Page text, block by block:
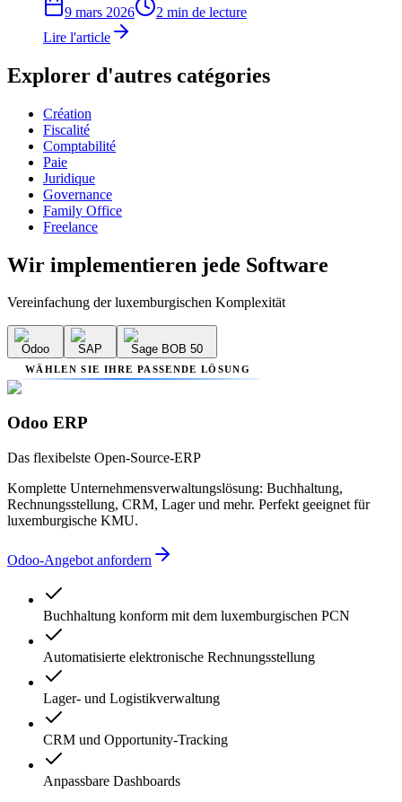
9 mars 2026
2 min de lecture
Lire l'article
Explorer d'autres catégories
Création
Fiscalité
Comptabilité
Paie
Juridique
Governance
Family Office
Freelance
Wir implementieren jede Software
Vereinfachung der luxemburgischen Komplexität
Odoo SAP Sage BOB 50
WÄHLEN SIE IHRE PASSENDE LÖSUNG
Odoo ERP
Das flexibelste Open-Source-ERP
Komplette Unternehmensverwaltungslösung: Buchhaltung,
Rechnungsstellung, CRM, Lager und mehr. Perfekt geeignet für
luxemburgische KMU.
Odoo-Angebot anfordern
Buchhaltung konform mit dem luxemburgischen PCN
Automatisierte elektronische Rechnungsstellung
Lager- und Logistikverwaltung
CRM und Opportunity-Tracking
Anpassbare Dashboards